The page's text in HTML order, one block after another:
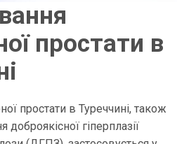
простати в
простати в Туреччині, також
доброякісної гіперплазії